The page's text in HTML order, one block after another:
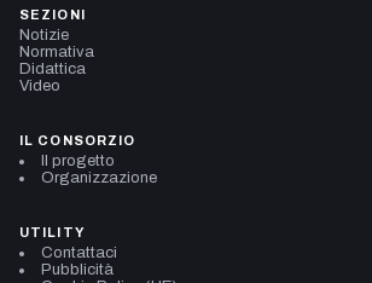
SEZIONI
Notizie
Normativa
Didattica
Video
IL CONSORZIO
Il progetto
Organizzazione
UTILITY
Contattaci
Pubblicità